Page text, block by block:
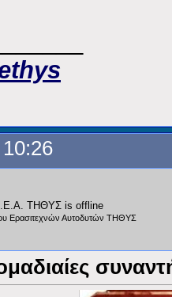
Ερασιτεχνών Αυτοδυτών ΤΗΘΥΣ